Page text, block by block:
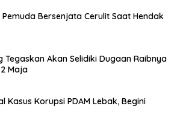
Bersenjata Cerulit Saat Hendak
Tegaskan Akan Selidiki Dugaan Raibnya
2 Maja
Kasus Korupsi PDAM Lebak, Begini